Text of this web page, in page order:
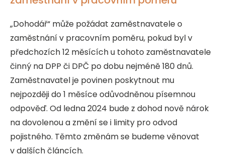
„Dohodář“ může požádat zaměstnavatele o
zaměstnání v pracovním poměru, pokud byl v
předchozích 12 měsících u tohoto zaměstnavatele
činný na DPP či DPČ po dobu nejméně 180 dnů.
Zaměstnavatel je povinen poskytnout mu
nejpozději do 1 měsíce odůvodněnou písemnou
odpověď. Od ledna 2024 bude z dohod nově nárok
na dovolenou a změní se i limity pro odvod
pojistného. Těmto změnám se budeme věnovat
v dalších článcích.